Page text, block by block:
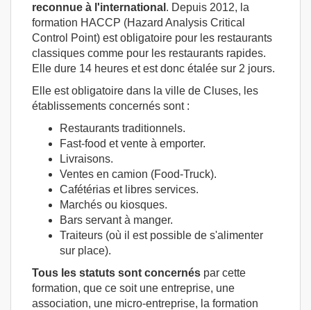
reconnue à l'international . Depuis 2012, la
formation HACCP (Hazard Analysis Critical
Control Point) est obligatoire pour les restaurants
classiques comme pour les restaurants rapides.
Elle dure 14 heures et est donc étalée sur 2 jours.
Elle est obligatoire dans la ville de Cluses, les
établissements concernés sont :
Restaurants traditionnels.
Fast-food et vente à emporter.
Livraisons.
Ventes en camion (Food-Truck).
Cafétérias et libres services.
Marchés ou kiosques.
Bars servant à manger.
Traiteurs (où il est possible de s'alimenter
sur place).
Tous les statuts sont concernés par cette
formation, que ce soit une entreprise, une
association, une micro-entreprise, la formation